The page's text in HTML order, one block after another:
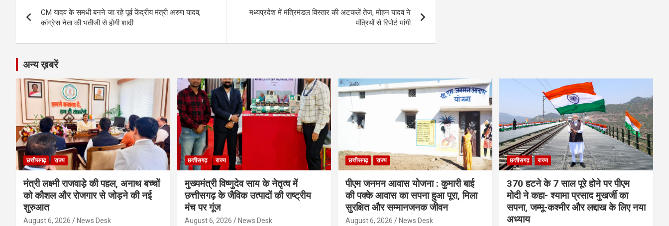
o
o
k
g
er
A
p
p
a
m
n
navigation
CM यादव के समधी बनने जा रहे पूर्व केंद्रीय मंत्री अरुण यादव,
कांग्रेस नेता की भतीजी से होगी शादी
मध्यप्रदेश में मंत्रिमंडल विस्तार की अटकलें तेज, मोहन यादव ने
मंत्रियों से रिपोर्ट मांगी
अन्य ख़बरें
छत्तीसगढ़ राज्य
मंत्री लक्ष्मी राजवाड़े की पहल, अनाथ बच्चों
को कौशल और रोजगार से जोड़ने की नई
शुरुआत
August 6, 2026 News Desk
छत्तीसगढ़ राज्य
मुख्यमंत्री विष्णुदेव साय के नेतृत्व में
छत्तीसगढ़ के जैविक उत्पादों की राष्ट्रीय
मंच पर गूंज
August 6, 2026 News Desk
छत्तीसगढ़ राज्य
पीएम जनमन आवास योजना : कुमारी बाई
की पक्के आवास का सपना हुआ पूरा, मिला
सुरक्षित और सम्मानजनक जीवन
August 6, 2026 News Desk
छत्तीसगढ़ राज्य
370 हटने के 7 साल पूरे होने पर पीएम
मोदी ने कहा- श्यामा प्रसाद मुखर्जी का
सपना, जम्मू-कश्मीर और लद्दाख के लिए नया
अध्याय